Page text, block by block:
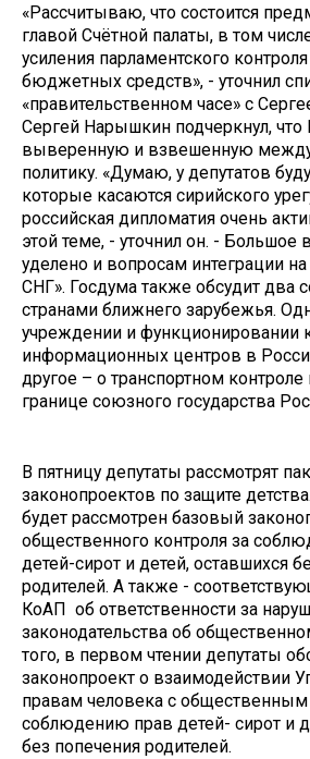
«Рассчитываю, что состоится
главой Счётной палаты, в том
усиления парламентского
бюджетных средств», - уточнил
«правительственном часе» с
Сергей Нарышкин подчеркнул, что
выверенную и взвешенную
политику. «Думаю, у депутатов
которые касаются сирийского
российская дипломатия очень
этой теме, - уточнил он. - Большое
уделено и вопросам интеграции
СНГ». Госдума также обсудит два
странами ближнего зарубежья.
учреждении и функционировании
информационных центров в
другое – о транспортном
границе союзного государства
В пятницу депутаты рассмотрят
законопроектов по защите
будет рассмотрен базовый
общественного контроля за
детей-сирот и детей, оставшихся
родителей. А также -
КоАП об ответственности за
законодательства об
того, в первом чтении депутаты
законопроект о взаимодействии
правам человека с
соблюдению прав детей- сирот и
без попечения родителей.